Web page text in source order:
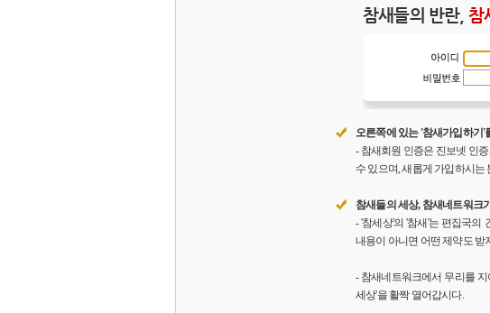
참새들의 반란, 참
오른쪽에 있는 '참새가입하기'
- 참새회원 인증은 진보넷 인
수 있으며, 새롭게 가입하시는
참새들의 세상, 참새네트워크
- '참세상'의 '참새'는 편집국의
내용이 아니면 어떤 제약도 받
- 참새네트워크에서 무리를
세상'을 활짝 열어갑시다.